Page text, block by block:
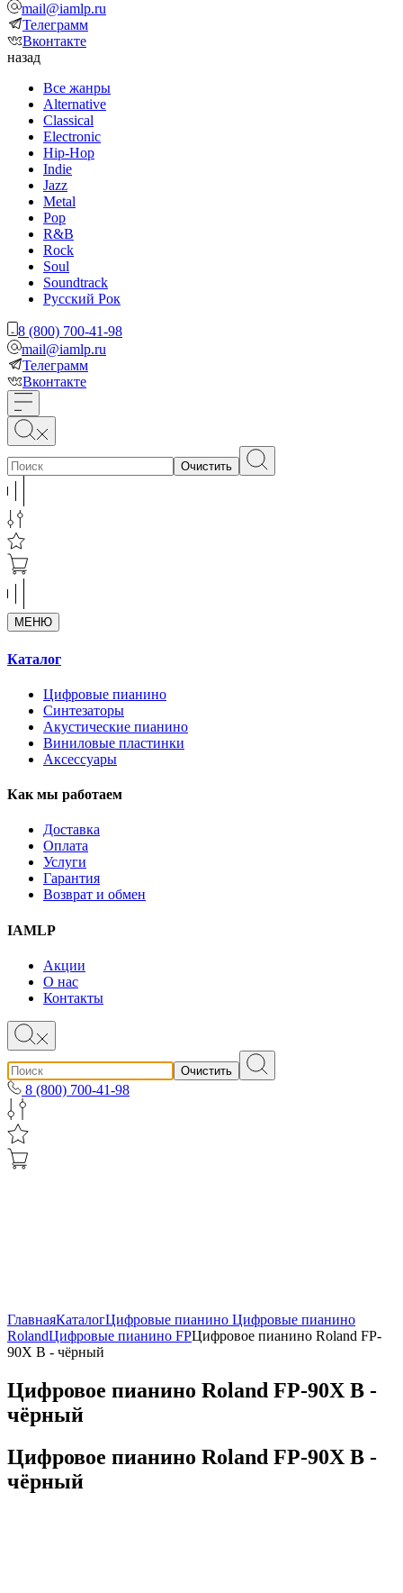
mail@iamlp.ru
Телеграмм
Вконтакте
назад
Все жанры
Alternative
Classical
Electronic
Hip-Hop
Indie
Jazz
Metal
Pop
R&B
Rock
Soul
Soundtrack
Русский Рок
8 (800) 700-41-98
mail@iamlp.ru
Телеграмм
Вконтакте
Очистить
МЕНЮ
Каталог
Цифровые пианино
Синтезаторы
Акустические пианино
Виниловые пластинки
Аксессуары
Как мы работаем
Доставка
Оплата
Услуги
Гарантия
Возврат и обмен
IAMLP
Акции
О нас
Контакты
Очистить
8 (800) 700-41-98
ГлавнаяКаталогЦифровые пианино Цифровые пианино
RolandЦифровые пианино FPЦифровое пианино Roland FP-
90X B - чёрный
Цифровое пианино Roland FP-90X B -
чёрный
Цифровое пианино Roland FP-90X B -
чёрный